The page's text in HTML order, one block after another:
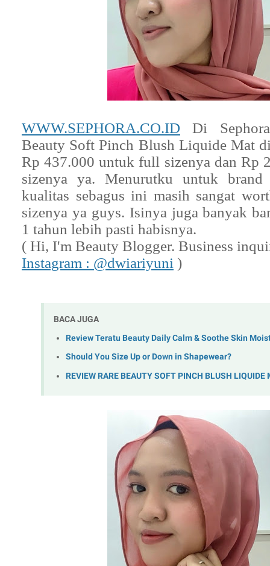
WWW.SEPHORA.CO.ID Di
Beauty Soft Pinch Blush Liquide Mat
Rp 437.000 untuk full sizenya dan Rp
sizenya ya. Menurutku untuk
kualitas sebagus ini masih sangat
sizenya ya guys. Isinya juga banyak
1 tahun lebih pasti habisnya.
( Hi, I'm Beauty Blogger. Business
Instagram : @dwiariyuni )
BACA JUGA
Review Teratu Beauty Daily Calm & Soothe Skin
Should You Size Up or Down in Shapewear?
REVIEW RARE BEAUTY SOFT PINCH BLUSH LIQUIDE